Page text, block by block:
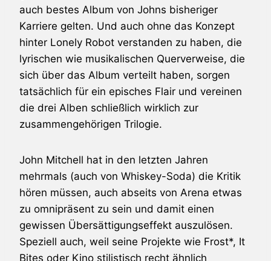
auch bestes Album von Johns bisheriger
Karriere gelten. Und auch ohne das Konzept
hinter Lonely Robot verstanden zu haben, die
lyrischen wie musikalischen Querverweise, die
sich über das Album verteilt haben, sorgen
tatsächlich für ein episches Flair und vereinen
die drei Alben schließlich wirklich zur
zusammengehörigen Trilogie.
John Mitchell hat in den letzten Jahren
mehrmals (auch von Whiskey-Soda) die Kritik
hören müssen, auch abseits von Arena etwas
zu omnipräsent zu sein und damit einen
gewissen Übersättigungseffekt auszulösen.
Speziell auch, weil seine Projekte wie Frost*, It
Bites oder Kino stilistisch recht ähnlich